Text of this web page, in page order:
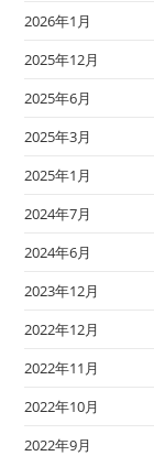
2026年1月
2025年12月
2025年6月
2025年3月
2025年1月
2024年7月
2024年6月
2023年12月
2022年12月
2022年11月
2022年10月
2022年9月